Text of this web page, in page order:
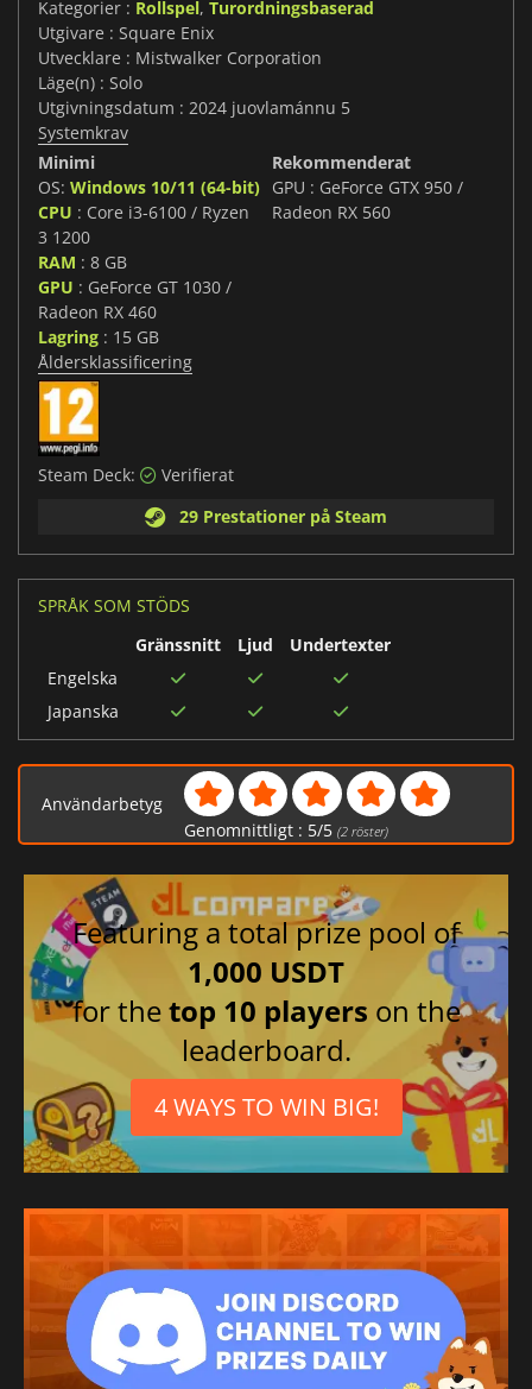
Kategorier : Rollspel, Turordningsbaserad
Utgivare : Square Enix
Utvecklare : Mistwalker Corporation
Läge(n) : Solo
Utgivningsdatum : 2024 juovlamánnu 5
Systemkrav
Minimi
OS: Windows 10/11 (64-bit)
CPU : Core i3-6100 / Ryzen
3 1200
RAM : 8 GB
GPU : GeForce GT 1030 /
Radeon RX 460
Lagring : 15 GB
Rekommenderat
GPU : GeForce GTX 950 /
Radeon RX 560
Åldersklassificering
Steam Deck:
Verifierat
29 Prestationer på Steam
SPRÅK SOM STÖDS
Gränssnitt
Ljud
Undertexter
Engelska
Japanska
Användarbetyg
Genomnittligt : 5/5 (2röster)
Featuring a total prize pool of
1,000 USDT
for thetop 10 players on the
leaderboard.
4 WAYS TO WIN BIG!